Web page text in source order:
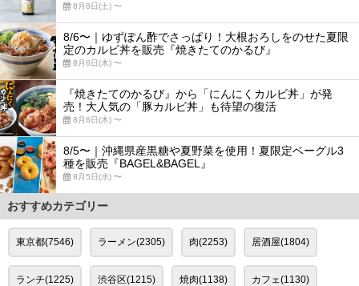
8月8日(土) 〜
8/6〜｜ゆずぽん酢でさっぱり！大根おろしをのせた夏限
定のカルビ丼を販売『焼きたてのかるび』
8月6日(木) 〜
『焼きたてのかるび』から「にんにくカルビ丼」が発
売！大人気の「豚カルビ丼」も待望の復活
8月6日(木) 〜
8/5〜｜沖縄県産黒糖や夏野菜を使用！夏限定ベーグル3
種を販売『BAGEL&BAGEL』
8月5日(水) 〜
おすすめカテゴリー
東京都(7546) ラーメン(2305) 肉(2253) 居酒屋(1804)
ランチ(1225) 渋谷区(1215) 焼肉(1138) カフェ(1130)